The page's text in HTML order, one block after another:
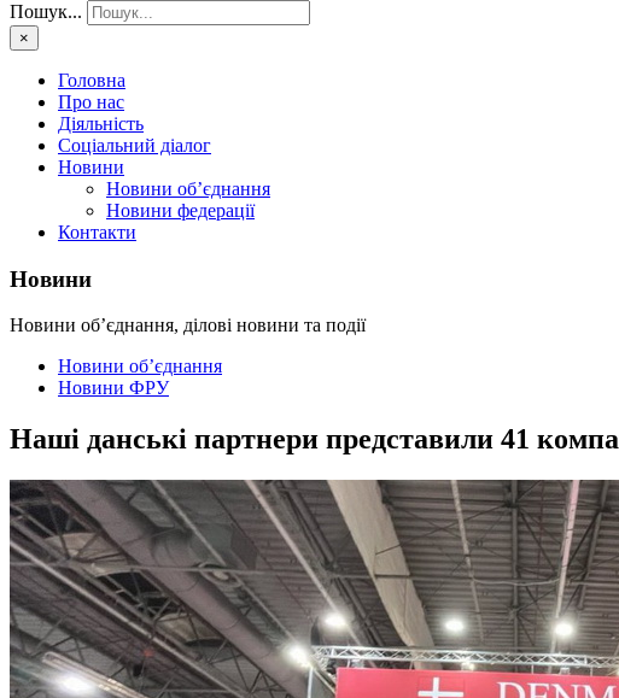
Пошук...
×
Головна
Про нас
Діяльність
Соціальний діалог
Новини
Новини об’єднання
Новини федерації
Контакти
Новини
Новини об’єднання, ділові новини та події
Новини об’єднання
Новини ФРУ
Наші данські партнери представили 41